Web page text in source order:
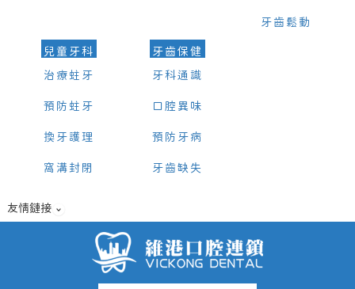
牙齒鬆動
兒童牙科
治療蛀牙
預防蛀牙
換牙護理
窩溝封閉
牙齒保健
牙科通識
口腔異味
預防牙病
牙齒缺失
友情鏈接